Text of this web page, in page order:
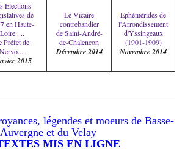
Elections
de
en Haute-
Loire ....
Préfet de
Nervo....
2015
Le Vicaire
contrebandier
de Saint-André-
de-Chalencon
Décembre 2014
Ephémérides de
l'Arrondissement
d'Yssingeaux
(1901-1909)
Novembre 2014
légendes et moeurs de Basse-
Auvergne et du Velay
MIS EN LIGNE